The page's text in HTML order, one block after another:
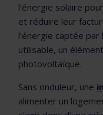
l’énergie solaire
et réduire leur
l’énergie captée
utilisable, un
photovoltaïque.
Sans onduleur, une
alimenter un